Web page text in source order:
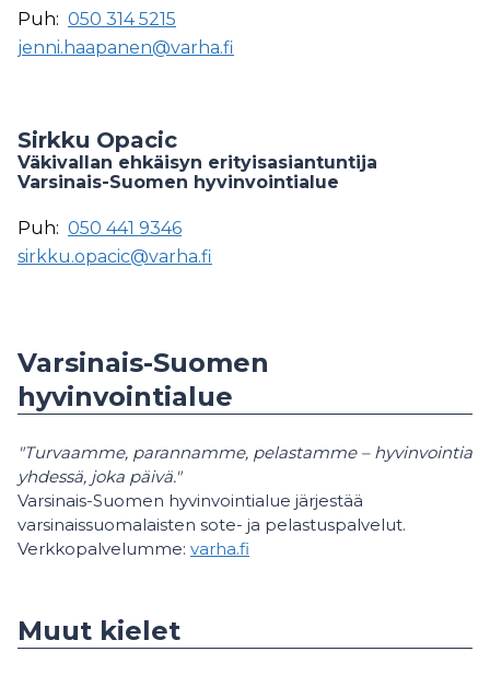
Puh: 050 314 5215
jenni.haapanen@varha.fi
Sirkku Opacic
Väkivallan ehkäisyn erityisasiantuntija
Varsinais-Suomen hyvinvointialue
Puh: 050 441 9346
sirkku.opacic@varha.fi
Varsinais-Suomen
hyvinvointialue
"Turvaamme, parannamme, pelastamme – hyvinvointia
yhdessä, joka päivä."
Varsinais-Suomen hyvinvointialue järjestää
varsinaissuomalaisten sote- ja pelastuspalvelut.
Verkkopalvelumme: varha.fi
Muut kielet